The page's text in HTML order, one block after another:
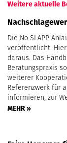
Weitere aktuelle
Die No SLAPP
veröffentlicht:
daraus. Das
Beratungspraxis
weiterer
Referenzwerk für
informieren, zur
MEHR »